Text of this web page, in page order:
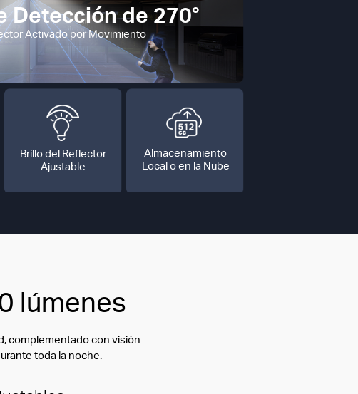
Detección de 270°
Activado por Movimiento
Brillo del Reflector
Ajustable
Almacenamiento
Local o en la Nube
lúmenes
complementado con visión
toda la noche.